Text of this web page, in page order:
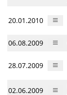
20.01.2010
06.08.2009
28.07.2009
02.06.2009